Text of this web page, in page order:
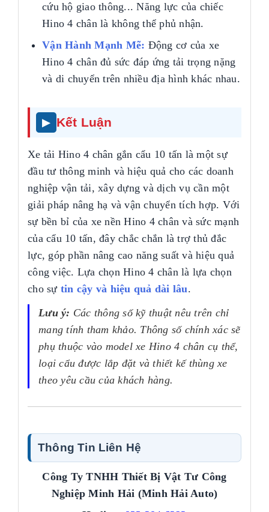
cứu hộ giao thông... Năng lực của chiếc
Hino 4 chân là không thể phủ nhận.
Vận Hành Mạnh Mẽ: Động cơ của xe
Hino 4 chân đủ sức đáp ứng tải trọng nặng
và di chuyển trên nhiều địa hình khác nhau.
Kết Luận
Xe tải Hino 4 chân gắn cẩu 10 tấn là một sự
đầu tư thông minh và hiệu quả cho các doanh
nghiệp vận tải, xây dựng và dịch vụ cần một
giải pháp nâng hạ và vận chuyển tích hợp. Với
sự bền bỉ của xe nền Hino 4 chân và sức mạnh
của cẩu 10 tấn, đây chắc chắn là trợ thủ đắc
lực, góp phần nâng cao năng suất và hiệu quả
công việc. Lựa chọn Hino 4 chân là lựa chọn
cho sự tin cậy và hiệu quả dài lâu.
Lưu ý: Các thông số kỹ thuật nêu trên chỉ
mang tính tham khảo. Thông số chính xác sẽ
phụ thuộc vào model xe Hino 4 chân cụ thể,
loại cẩu được lắp đặt và thiết kế thùng xe
theo yêu cầu của khách hàng.
Thông Tin Liên Hệ
Công Ty TNHH Thiết Bị Vật Tư Công
Nghiệp Minh Hải (Minh Hải Auto)